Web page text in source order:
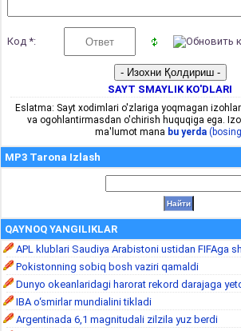
Код *:
SAYT SMAYLIK KO'DLARI
Eslatma: Sayt xodimlari o'zlariga yoqmagan
va ogohlantirmasdan o'chirish huquqiga ega.
ma'lumot mana bu yerda
MP3 Tarona Izlash
QAYNOQ YANGILIKLAR
APL klublari Saudiya Arabistoni ustidan FIFAga
Pokistonning sobiq bosh vaziri qamaldi
Dunyo okeanlaridagi harorat rekord darajaga
IBA o‘smirlar mundialini tikladi
Argentinada 6,1 magnitudali zilzila yuz berdi